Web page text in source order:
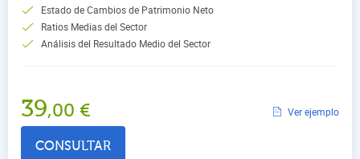
Estado de Cambios de Patrimonio Neto
Ratios Medias del Sector
Análisis del Resultado Medio del Sector
39,00 € Ver ejemplo
CONSULTAR